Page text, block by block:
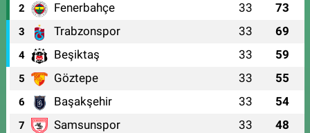
2 Fenerbahçe 33 73
3 Trabzonspor 33 69
4 Beşiktaş 33 59
5 Göztepe 33 55
6 Başakşehir 33 54
7 Samsunspor 33 48